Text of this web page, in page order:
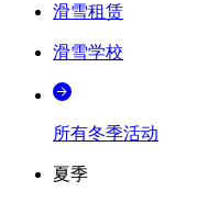
滑雪租赁
滑雪学校
所有冬季活动
夏季